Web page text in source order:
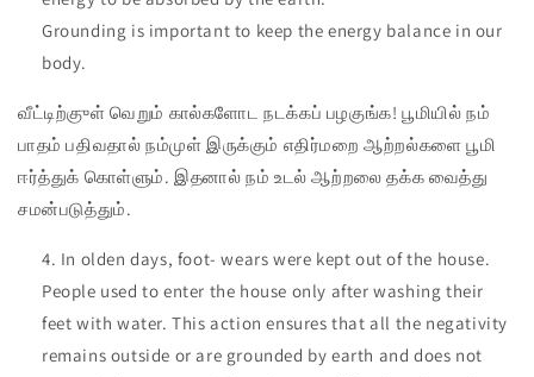
Grounding is important to keep the energy balance in our
body.
வீட்டிற்குுள் வெறும் கால்களோட நடக்கப் பழகுங்க! பூமியில் நம்
பாதம் பதிவதால் நம்முள் இருக்கும் எதிர்மறை ஆற்றல்களை பூமி
ஈர்த்துக் கொள்ளும். இதனால் நம் உடல் ஆற்றலை தக்க வைத்து
சமன்படுத்தும்.
In olden days, foot- wears were kept out of the house.
People used to enter the house only after washing their
feet with water. This action ensures that all the negativity
remains outside or are grounded by earth and does not